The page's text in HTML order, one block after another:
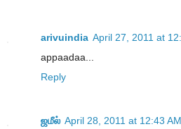
arivuindia April 27, 2011 at
appaadaa...
Reply
ஜமீல் April 28, 2011 at 12:43 AM